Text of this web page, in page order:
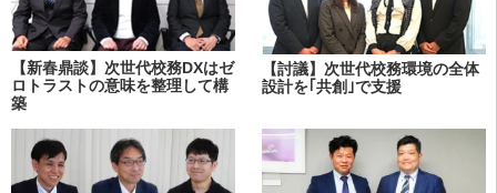
【新春鼎談】次世代校務DXはゼ
ロトラストの意味を整理して構
築
【討議】次世代校務環境の全体
設計を｢共創｣で支援